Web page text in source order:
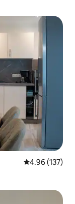
Calificación
4.96 (137)